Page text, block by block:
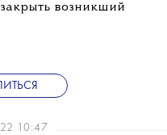
возникший
10:47